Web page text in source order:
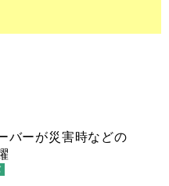
バーが災害時などの